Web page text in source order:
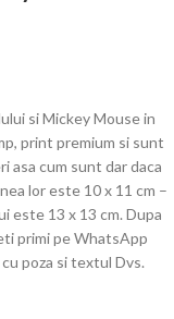
si Mickey Mouse in
print premium si sunt
asa cum sunt dar daca
lor este 10 x 11 cm –
este 13 x 13 cm. Dupa
primi pe WhatsApp
poza si textul Dvs.